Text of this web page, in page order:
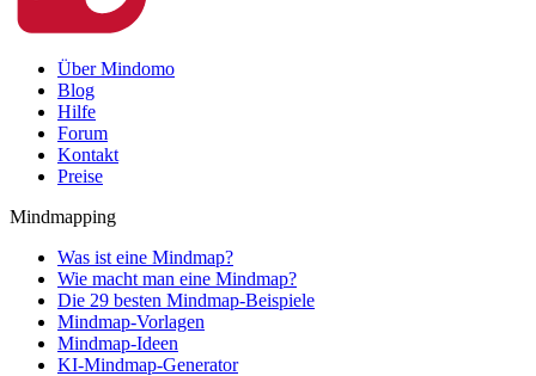
Über Mindomo
Blog
Hilfe
Forum
Kontakt
Preise
Mindmapping
Was ist eine Mindmap?
Wie macht man eine Mindmap?
Die 29 besten Mindmap-Beispiele
Mindmap-Vorlagen
Mindmap-Ideen
KI-Mindmap-Generator